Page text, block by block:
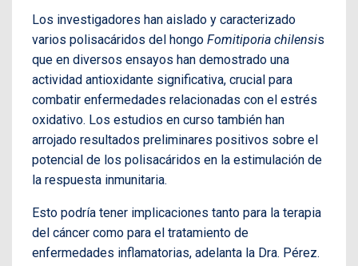
Los investigadores han aislado y caracterizado
varios polisacáridos del hongo Fomitiporia chilensis
que en diversos ensayos han demostrado una
actividad antioxidante significativa, crucial para
combatir enfermedades relacionadas con el estrés
oxidativo. Los estudios en curso también han
arrojado resultados preliminares positivos sobre el
potencial de los polisacáridos en la estimulación de
la respuesta inmunitaria.
Esto podría tener implicaciones tanto para la terapia
del cáncer como para el tratamiento de
enfermedades inflamatorias, adelanta la Dra. Pérez.